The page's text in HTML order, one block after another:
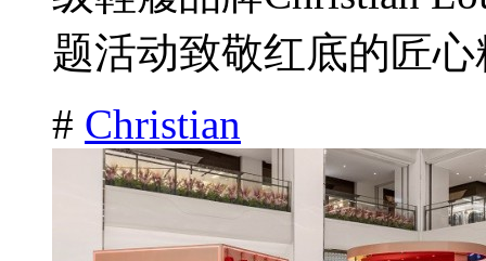
题活动致敬红底的匠心
# Christian